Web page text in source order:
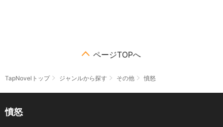
ページTOPへ
TapNovelトップ ジャンルから探す その他 憤怒
憤怒